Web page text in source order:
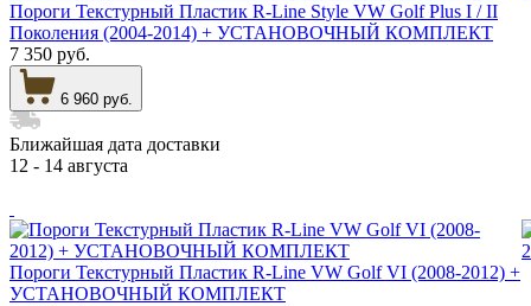
Пороги Текстурный Пластик R-Line Style VW Golf Plus I / II
Поколения (2004-2014) + УСТАНОВОЧНЫЙ КОМПЛЕКТ
7 350 руб.
6 960 руб.
Ближайшая дата доставки
12 - 14 августа
Пороги Текстурный Пластик R-Line VW Golf VI (2008-2012) +
УСТАНОВОЧНЫЙ КОМПЛЕКТ